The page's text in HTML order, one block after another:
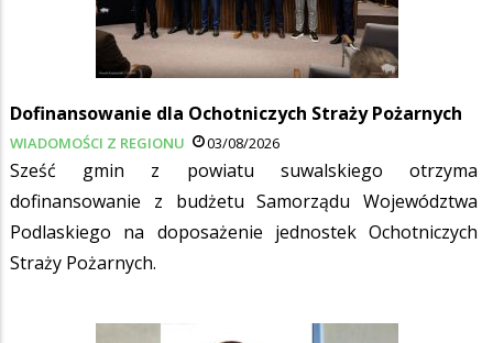
Dofinansowanie dla Ochotniczych Straży Pożarnych
WIADOMOŚCI Z REGIONU 03/08/2026
Sześć gmin z powiatu suwalskiego otrzyma
dofinansowanie z budżetu Samorządu Województwa
Podlaskiego na doposażenie jednostek Ochotniczych
Straży Pożarnych.